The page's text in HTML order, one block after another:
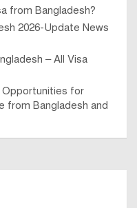
from Bangladesh?
2026-Update News
– All Visa
for
from Bangladesh and